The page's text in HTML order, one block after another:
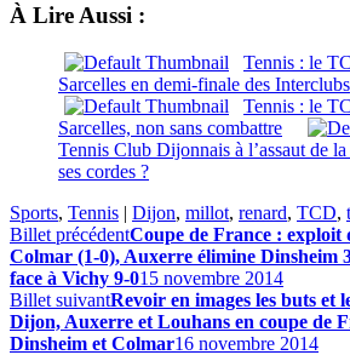
À Lire Aussi :
Tennis : le
Sarcelles en demi-finale des Interclubs
Tennis : le
Sarcelles, non sans combattre
Tennis Club Dijonnais à l’assaut de
ses cordes ?
Sports, Tennis | Dijon, millot, renard, TCD,
Billet précédentCoupe de France : exploit
Colmar (1-0), Auxerre élimine Dinsheim
face à Vichy 9-015 novembre 2014
Billet suivantRevoir en images les buts et
Dijon, Auxerre et Louhans en coupe de
Dinsheim et Colmar16 novembre 2014